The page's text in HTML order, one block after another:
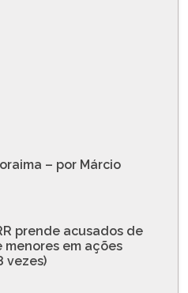
– por Márcio
prende acusados de
em ações
vezes)